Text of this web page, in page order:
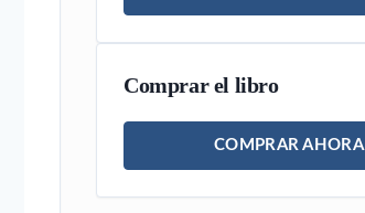
Comprar el libro
COMPRAR AHORA